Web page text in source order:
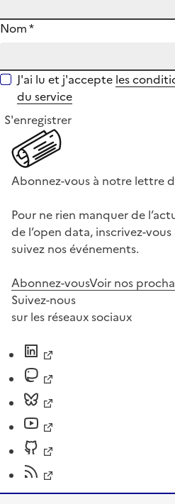
Nom*
J'ai lu et j'accepte les
du service
S'enregistrer
Abonnez-vous à notre lettre
Pour ne rien manquer de
de l’open data, inscrivez-
suivez nos événements.
Abonnez-vousVoir nos
Suivez-nous
sur les réseaux sociaux